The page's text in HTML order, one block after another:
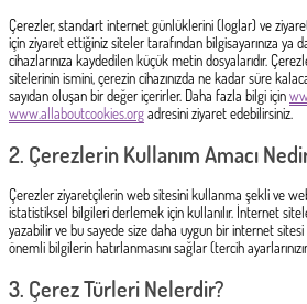
Çerezler, standart internet günlüklerini (loglar) ve
için ziyaret ettiğiniz siteler tarafından bilgisayarınıza ya
cihazlarınıza kaydedilen küçük metin dosyalarıdır.
sitelerinin ismini, çerezin cihazınızda ne kadar süre
sayıdan oluşan bir değer içerirler. Daha fazla bilgi için
www.allaboutcookies.orgadresini ziyaret edebilirsiniz.
2. Çerezlerin Kullanım Amacı
Çerezler ziyaretçilerin web sitesini kullanma şekli ve
istatistiksel bilgileri derlemek için kullanılır. İnternet
yazabilir ve bu sayede size daha uygun bir internet sitesi
önemli bilgilerin hatırlanmasını sağlar (tercih
3. Çerez Türleri Nelerdir?